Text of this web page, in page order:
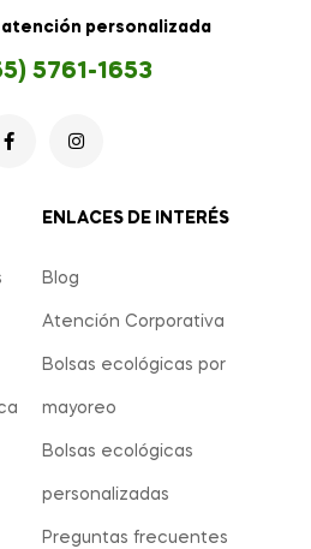
atención personalizada
5761-1653
ENLACES DE INTERÉS
Blog
Atención Corporativa
Bolsas ecológicas por
mayoreo
Bolsas ecológicas
personalizadas
Preguntas frecuentes